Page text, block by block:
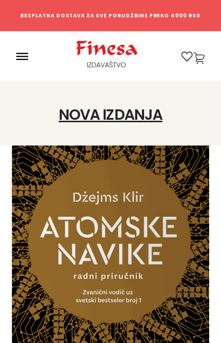
BESPLATNA DOSTAVA ZA SVE PORUDŽBINE PREKO 4000 RSD
NOVA IZDANJA